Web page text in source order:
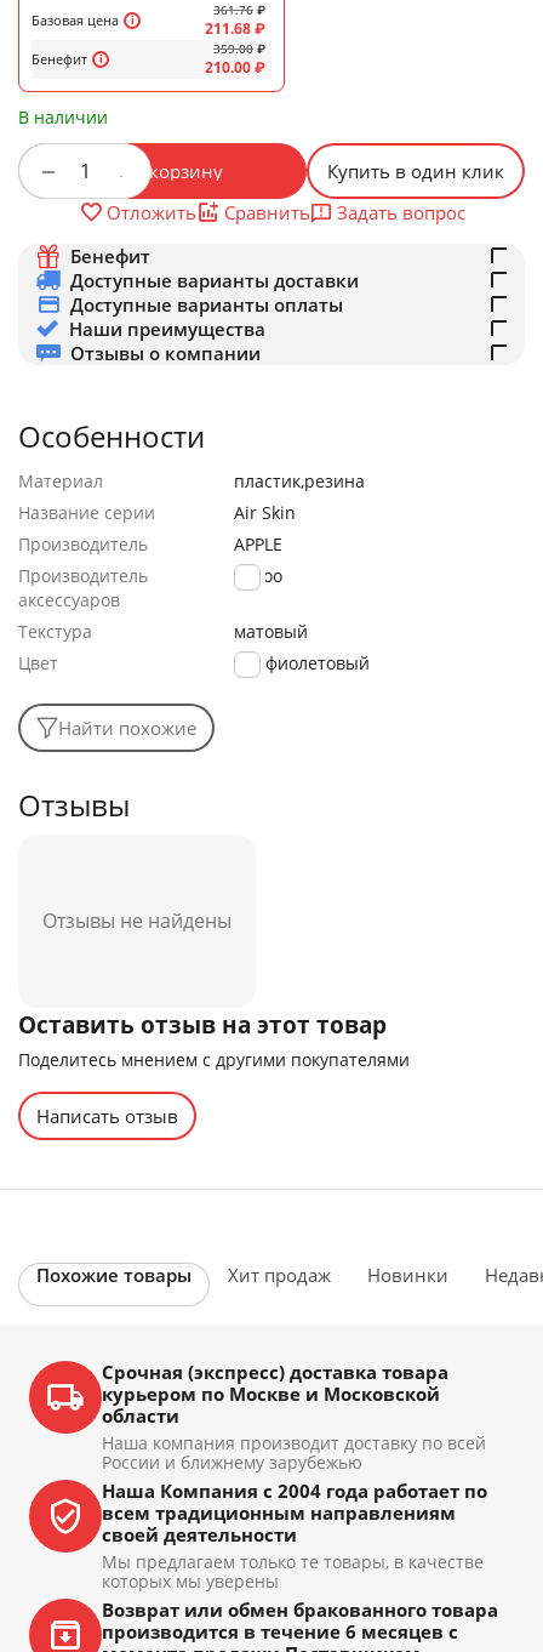
Базовая цена
Бенефит
361.76 ₽
211.68₽
359.00 ₽
210.00₽
В наличии
+
− В корзину
Купить в один клик
Отложить
Сравнить
Задать вопрос
Бенефит
Доступные варианты доставки
Доступные варианты оплаты
Наши преимущества
Отзывы о компании
Особенности
Материал
пластик,резина
Название серии
Air Skin
Производитель
APPLE
Производитель
аксессуаров
K-Doo
Текстура
матовый
Цвет
фиолетовый
Найти похожие
Отзывы
Отзывы не найдены
Оставить отзыв на этот товар
Поделитесь мнением с другими покупателями
Написать отзыв
Похожие товары Хит продаж Новинки
Срочная (экспресс) доставка товара
курьером по Москве и Московской
области
Наша компания производит доставку по всей
России и ближнему зарубежью
Наша Компания с 2004 года работает по
всем традиционным направлениям
своей деятельности
Мы предлагаем только те товары, в качестве
которых мы уверены
Возврат или обмен бракованного товара
производится в течение 6 месяцев с